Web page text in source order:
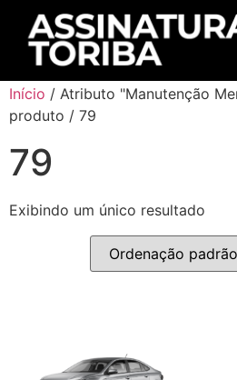
Início / Atributo "Manutenção
produto / 79
79
Exibindo um único resultado